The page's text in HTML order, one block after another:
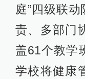
庭”四级联
责、多部门
盖61个教学
学校将健康